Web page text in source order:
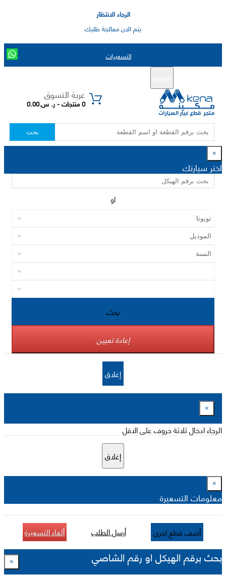
الرجاء الانتظار
يتم الان معالجة طلبك
التسعيرات
عربة التسوق
0 منتجات - ر. س.0.00
بحث
×
اختر سيارتك
او
بحث
إعادة تعيين
إغلاق
×
الرجاء ادخال ثلاثة حروف على الاقل
إغلاق
×
معلومات التسعيرة
أضف قطع اخرى أرسل الطلب ألغاء التسعيرة
بحث برقم الهيكل او رقم الشاصي ×